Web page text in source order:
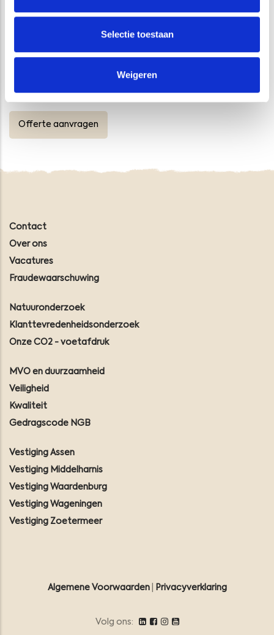
Selectie toestaan
Weigeren
Aquatische Ecologie
Tel.: 088-1153200
Offerte aanvragen
Contact
Over ons
Vacatures
Fraudewaarschuwing
Natuuronderzoek
Klanttevredenheidsonderzoek
Onze CO2 - voetafdruk
MVO en duurzaamheid
Veiligheid
Kwaliteit
Gedragscode NGB
Vestiging Assen
Vestiging Middelharnis
Vestiging Waardenburg
Vestiging Wageningen
Vestiging Zoetermeer
Algemene Voorwaarden| Privacyverklaring
Volg ons: